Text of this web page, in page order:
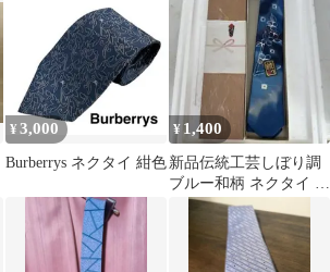
ン
¥ 3,000
Burberrys ネクタイ 紺色
¥ 1,400
新品伝統工芸しぼり調
ブルー和柄 ネクタイ 花
波 海 ブルー